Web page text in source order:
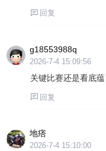
回复
g18553988q
2026-7-4 15:09:56
关键比赛还是看底
回复
地痞
2026-7-4 15:10:00